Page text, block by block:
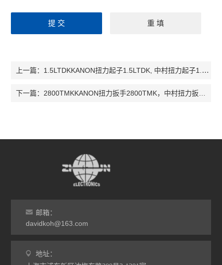
上一篇： 1.5LTDKKANON扭力起子1.5LTDK, 中村扭力起子1.5LTDK， 1.5LTDK
下一篇：2800TMKKANON扭力扳手2800TMK，中村扭力扳手2800TMK，2800TMK
邮箱：
davidkoh@163.com
地址：